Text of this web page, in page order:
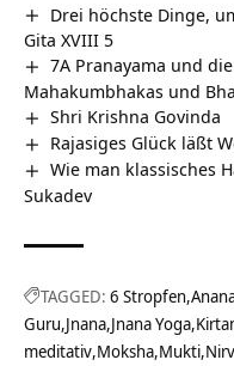
Drei höchste Dinge,
Gita XVIII 5
7A Pranayama und
Mahakumbhakas und
Shri Krishna Govinda
Rajasiges Glück läßt
Wie man klassisches
Sukadev
TAGGED: 6 Stropfen
Guru Jnana Jnana Yoga
meditativ Moksha Mukti